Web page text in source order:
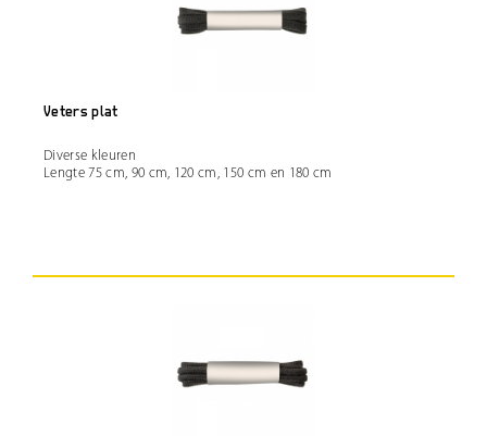
Veters plat
Diverse kleuren
Lengte 75 cm, 90 cm, 120 cm, 150 cm en 180 cm